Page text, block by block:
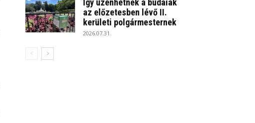
az előzetesben lévő II.
kerületi polgármesternek
2026.07.31.